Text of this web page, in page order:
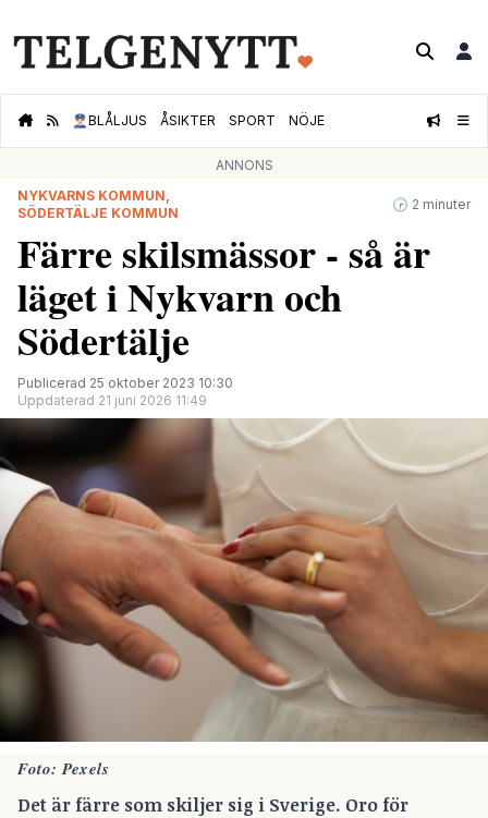
👮🏻‍♂️BLÅLJUS ÅSIKTER SPORT NÖJE
ANNONS
NYKVARNS KOMMUN,
SÖDERTÄLJE KOMMUN
🕝 2 minuter
Färre skilsmässor - så är
läget i Nykvarn och
Södertälje
Publicerad 25 oktober 2023 10:30
Uppdaterad 21 juni 2026 11:49
Foto: Pexels
Det är färre som skiljer sig i Sverige. Oro för